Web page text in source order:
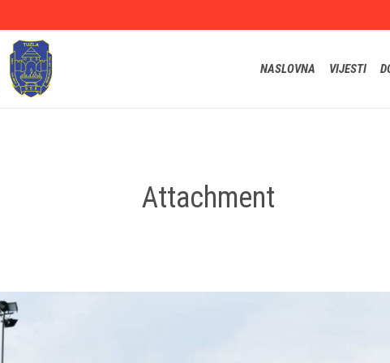
NASLOVNA VIJESTI
Attachment